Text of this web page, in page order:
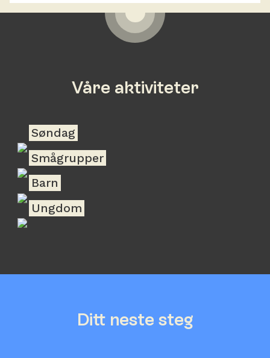
Våre aktiviteter
Søndag
Smågrupper
Barn
Ungdom
Ditt neste steg